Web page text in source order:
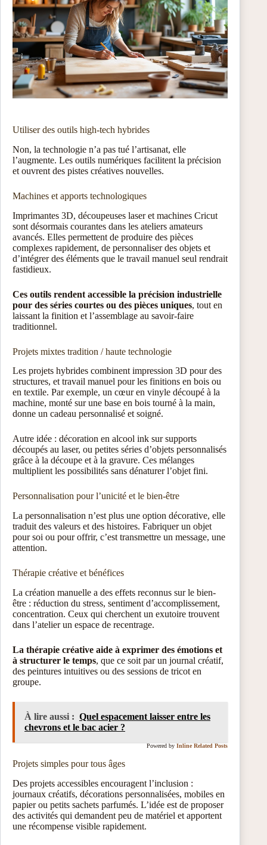
Utiliser des outils high-tech hybrides
Non, la technologie n’a pas tué l’artisanat, elle
l’augmente. Les outils numériques facilitent la précision
et ouvrent des pistes créatives nouvelles.
Machines et apports technologiques
Imprimantes 3D, découpeuses laser et machines Cricut
sont désormais courantes dans les ateliers amateurs
avancés. Elles permettent de produire des pièces
complexes rapidement, de personnaliser des objets et
d’intégrer des éléments que le travail manuel seul rendrait
fastidieux.
Ces outils rendent accessible la précision industrielle
pour des séries courtes ou des pièces uniques, tout en
laissant la finition et l’assemblage au savoir-faire
traditionnel.
Projets mixtes tradition / haute technologie
Les projets hybrides combinent impression 3D pour des
structures, et travail manuel pour les finitions en bois ou
en textile. Par exemple, un cœur en vinyle découpé à la
machine, monté sur une base en bois tourné à la main,
donne un cadeau personnalisé et soigné.
Autre idée : décoration en alcool ink sur supports
découpés au laser, ou petites séries d’objets personnalisés
grâce à la découpe et à la gravure. Ces mélanges
multiplient les possibilités sans dénaturer l’objet fini.
Personnalisation pour l’unicité et le bien-être
La personnalisation n’est plus une option décorative, elle
traduit des valeurs et des histoires. Fabriquer un objet
pour soi ou pour offrir, c’est transmettre un message, une
attention.
Thérapie créative et bénéfices
La création manuelle a des effets reconnus sur le bien-
être : réduction du stress, sentiment d’accomplissement,
concentration. Ceux qui cherchent un exutoire trouvent
dans l’atelier un espace de recentrage.
La thérapie créative aide à exprimer des émotions et
à structurer le temps, que ce soit par un journal créatif,
des peintures intuitives ou des sessions de tricot en
groupe.
À lire aussi : Quel espacement laisser entre les
chevrons et le bac acier ?
Powered by Inline Related Posts
Projets simples pour tous âges
Des projets accessibles encouragent l’inclusion :
journaux créatifs, décorations personnalisées, mobiles en
papier ou petits sachets parfumés. L’idée est de proposer
des activités qui demandent peu de matériel et apportent
une récompense visible rapidement.